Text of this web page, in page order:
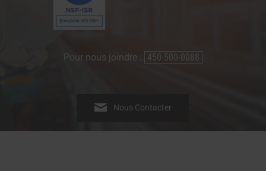
Pour nous joindre : 450-500-0088
Nous Contacter